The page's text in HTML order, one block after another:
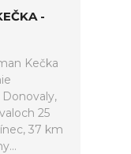
-
Kečka
25
37 km